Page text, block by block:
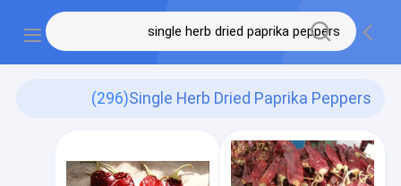
Single Herb Dried Paprika Peppers
(296)